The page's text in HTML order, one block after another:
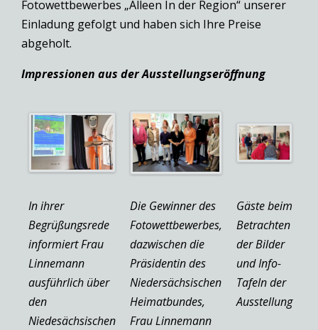
Fotowettbewerbes „Alleen In der Region“ unserer
Einladung gefolgt und haben sich Ihre Preise
abgeholt.
Impressionen aus der Ausstellungseröffnung
In ihrer
Begrüßungsrede
informiert Frau
Linnemann
ausführlich über
den
Niedesächsischen
Die Gewinner des
Fotowettbewerbes,
dazwischen die
Präsidentin des
Niedersächsischen
Heimatbundes,
Frau Linnemann
Gäste beim
Betrachten
der Bilder
und Info-
Tafeln der
Ausstellung